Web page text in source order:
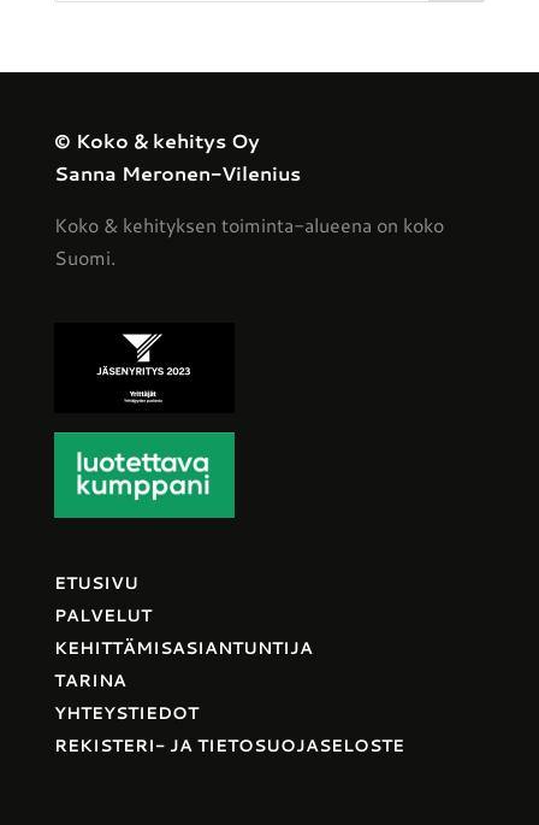
© Koko & kehitys Oy
Sanna Meronen-Vilenius
Koko & kehityksen toiminta-alueena on koko
Suomi.
ETUSIVU
PALVELUT
KEHITTÄMISASIANTUNTIJA
TARINA
YHTEYSTIEDOT
REKISTERI- JA TIETOSUOJASELOSTE